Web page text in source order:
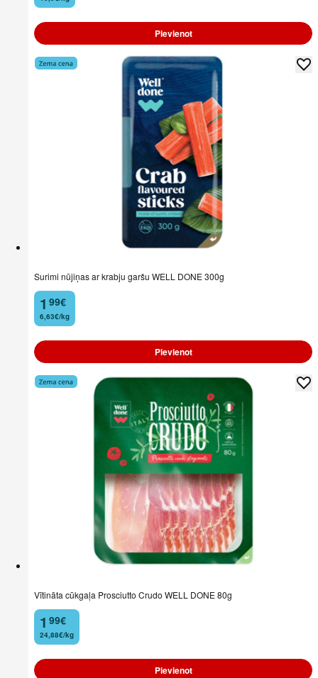
Pievienot
Surimi nūjiņas ar krabju garšu WELL DONE 300g
1
. 99€
6,63€/kg
Pievienot
Vītināta cūkgaļa Prosciutto Crudo WELL DONE 80g
1
. 99€
24,88€/kg
Pievienot